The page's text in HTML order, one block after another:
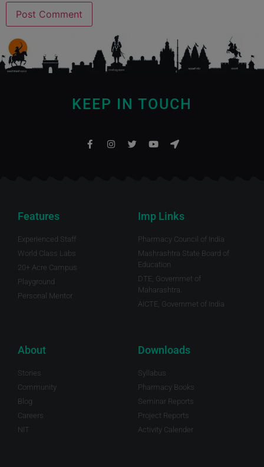
KEEP IN TOUCH
Features
Experienced Staff
World Class Labs
20+ Acre Campus
Playground
Personal Mentor
Imp Links
Pharmacy Council of India
Mashrashtra State Board of
Education
DTE, Governmet of
Maharashtra.
AICTE, Governmet of India
About
Stories
Community
Blog
Careers
NIT
Downloads
Syllabus
Pharmacy Books
Seminar Reports
Project Reports
Activity Calender